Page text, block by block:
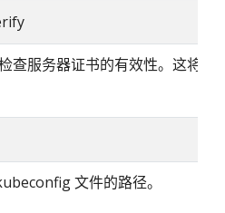
查服务器证书的有效性。这将使
文件的路径。